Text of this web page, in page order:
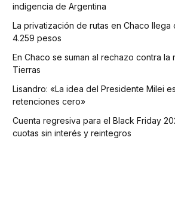
indigencia de Argentina
La privatización de rutas en Chaco llega
4.259 pesos
En Chaco se suman al rechazo contra
Tierras
Lisandro: «La idea del Presidente Milei
retenciones cero»
Cuenta regresiva para el Black Friday
cuotas sin interés y reintegros